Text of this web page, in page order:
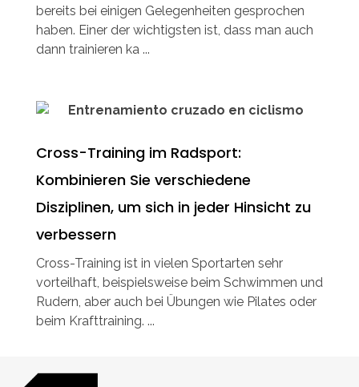
bereits bei einigen Gelegenheiten gesprochen
haben. Einer der wichtigsten ist, dass man auch
dann trainieren ka ...
Cross-Training im Radsport:
Kombinieren Sie verschiedene
Disziplinen, um sich in jeder Hinsicht zu
verbessern
Cross-Training ist in vielen Sportarten sehr
vorteilhaft, beispielsweise beim Schwimmen und
Rudern, aber auch bei Übungen wie Pilates oder
beim Krafttraining. ...